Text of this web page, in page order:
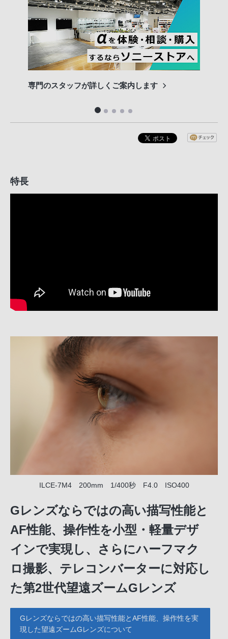
専門のスタッフが詳しくご案内します
特長
ILCE-7M4 200mm 1/400秒 F4.0 ISO400
Gレンズならではの高い描写性能と
AF性能、操作性を小型・軽量デザ
インで実現し、さらにハーフマク
ロ撮影、テレコンバーターに対応し
た第2世代望遠ズームGレンズ
Gレンズならではの高い描写性能とAF性能、操作性を実
現した望遠ズームGレンズについて